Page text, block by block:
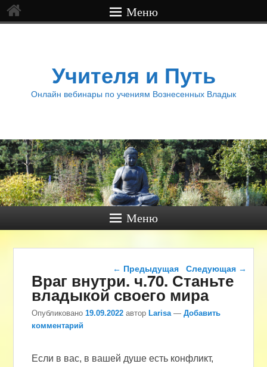
Меню
Учителя и Путь
Онлайн вебинары по учениям Вознесенных Владык
Меню
Навигация по записям
← Предыдущая Следующая →
Враг внутри. ч.70. Станьте
владыкой своего мира
Опубликовано19.09.2022 авторLarisa —Добавить
комментарий
Если в вас, в вашей душе есть конфликт,